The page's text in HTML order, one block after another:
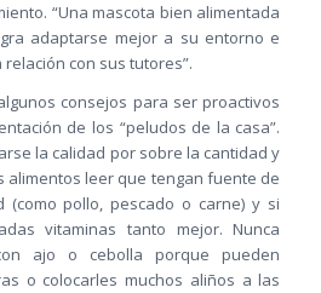
“Una mascota bien alimentada
adaptarse mejor a su entorno e
con sus tutores”.
consejos para ser proactivos
de los “peludos de la casa”.
la calidad por sobre la cantidad y
alimentos leer que tengan fuente de
(como pollo, pescado o carne) y si
vitaminas tanto mejor. Nunca
ajo o cebolla porque pueden
o colocarles muchos aliños a las